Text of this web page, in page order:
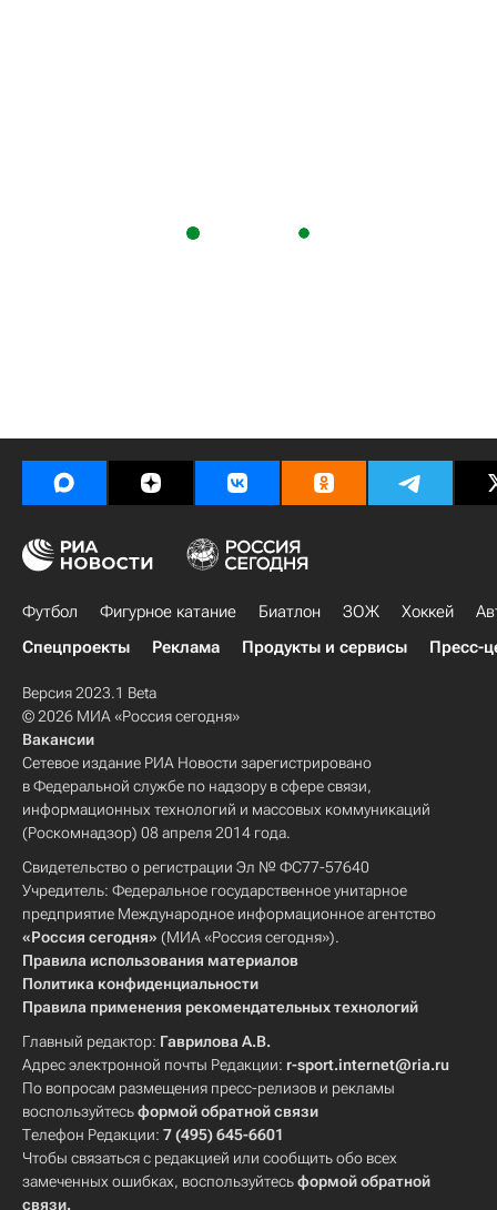
Футбол Фигурное катание Биатлон ЗОЖ Хоккей
Спецпроекты
Реклама Продукты и сервисы Пресс-
Версия 2023.1 Beta
© 2026 МИА «Россия сегодня»
Вакансии
Сетевое издание РИА Новости зарегистрировано
в Федеральной службе по надзору в сфере связи,
информационных технологий и массовых коммуникаций
(Роскомнадзор) 08 апреля 2014 года.
Свидетельство о регистрации Эл № ФС77-57640
Учредитель: Федеральное государственное унитарное
предприятие Международное информационное агентство
«Россия сегодня» (МИА «Россия сегодня»).
Правила использования материалов
Политика конфиденциальности
Правила применения рекомендательных технологий
Главный редактор: Гаврилова А.В.
Адрес электронной почты Редакции: r-sport.internet@ria.ru
По вопросам размещения пресс-релизов и рекламы
воспользуйтесьформой обратной связи
Телефон Редакции: 7 (495) 645-6601
Чтобы связаться с редакцией или сообщить обо всех
замеченных ошибках, воспользуйтесьформой обратной
связи.